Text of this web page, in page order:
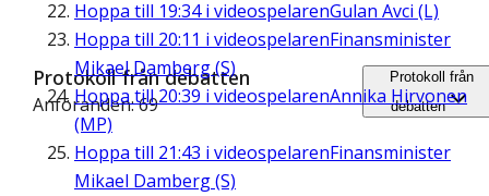
Hoppa till 19:34i videospelarenGulan Avci (L)
Hoppa till 20:11 i videospelarenFinansminister
Mikael Damberg (S)
Hoppa till20:39 i videospelarenAnnika Hirvonen
(MP)
Hoppa till 21:43 i videospelarenFinansminister
Mikael Damberg (S)
Protokoll från debatten
Anföranden: 69
Protokoll från
debatten